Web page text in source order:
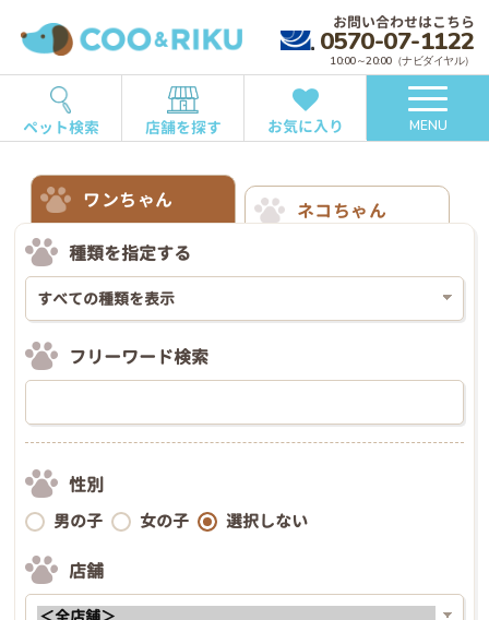
お問い合わせはこちら
0570-07-1122
10:00～20:00（ナビダイヤル）
ペット検索 店舗を探す お気に入り MENU
ワンちゃん
ネコちゃん
種類を指定する
フリーワード検索
性別
男の子 女の子 選択しない
店舗